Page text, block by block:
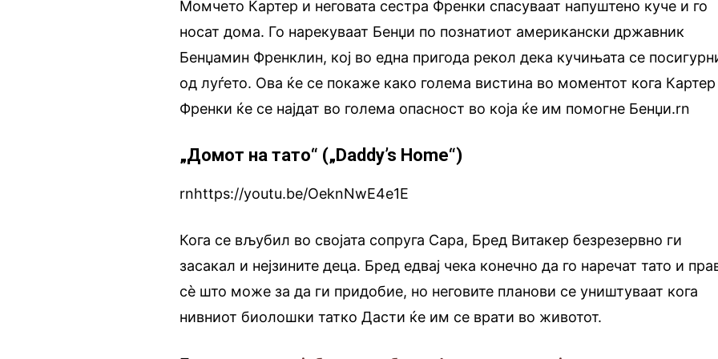
Момчето Картер и неговата сестра Френки спасуваат напуштено куче и го
носат дома. Го нарекуваат Бенџи по познатиот американски државник
Бенџамин Френклин, кој во една пригода рекол дека кучињата се
од луѓето. Ова ќе се покаже како голема вистина во моментот кога
Френки ќе се најдат во голема опасност во која ќе им помогне Бенџи.rn
„Домот на тато“ („Daddy’s Home“)
rnhttps://youtu.be/OeknNwE4e1E
Кога се вљубил во својата сопруга Сара, Бред Витакер безрезервно ги
засакал и нејзините деца. Бред едвај чека конечно да го наречат тато и
сè што може за да ги придобие, но неговите планови се уништуваат кога
нивниот биолошки татко Дасти ќе им се врати во животот.